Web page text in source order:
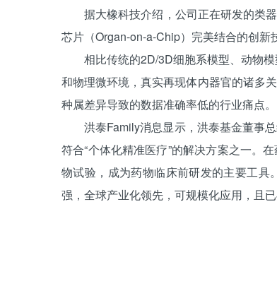
据大橡科技介绍，公司正在研发的类器
芯片（Organ-on-a-Chip）完美结合的创新
相比传统的2D/3D细胞系模型、动物模
和物理微环境，真实再现体内器官的诸多
种属差异导致的数据准确率低的行业痛点。
洪泰Family消息显示，洪泰基金董事总
符合“个体化精准医疗”的解决方案之一。
物试验，成为药物临床前研发的主要工
强，全球产业化领先，可规模化应用，且